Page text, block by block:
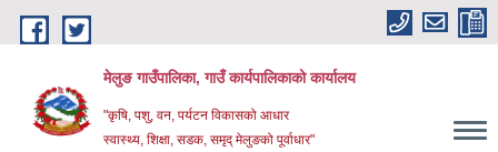
Skip to main content
मेलुङ गाउँपालिका, गाउँ कार्यपालिकाको कार्यालय
"कृषि, पशु, वन, पर्यटन विकासको आधार
स्वास्थ्य, शिक्षा, सडक, समृद् मेलुङको पूर्वाधार"